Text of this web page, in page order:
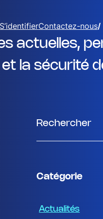
Contactez-nous
actuelles,
la sécurité
R
e
c
Catégorie
Actualités